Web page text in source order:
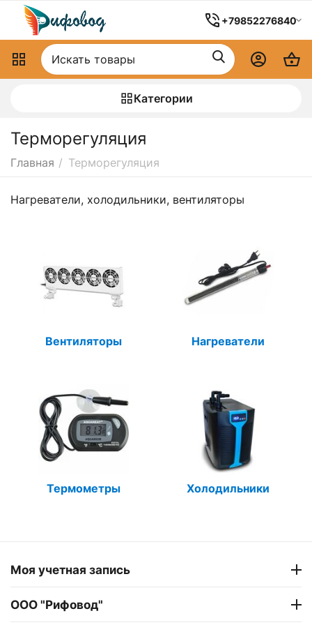
+79852276840
Категории
Терморегуляция
Главная / Терморегуляция
Нагреватели, холодильники, вентиляторы
Вентиляторы Нагреватели
Термометры Холодильники
Моя учетная запись
ООО "Рифовод"